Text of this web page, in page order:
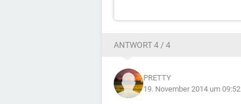
ANTWORT 4 / 4
PRETTY
19. November 2014 um 09:52